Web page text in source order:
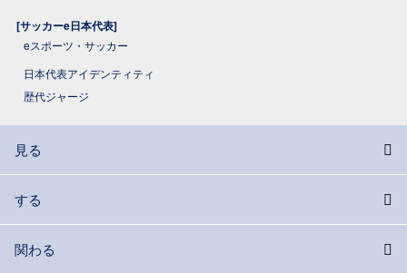
[サッカーe日本代表]
eスポーツ・サッカー
日本代表アイデンティティ
歴代ジャージ
見る
する
関わる